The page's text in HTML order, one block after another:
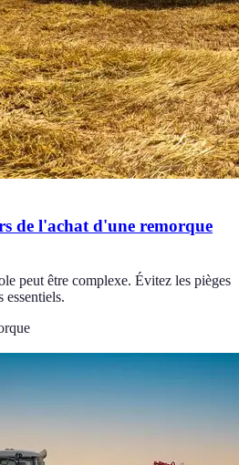
de l'achat d'une remorque
peut être complexe. Évitez les pièges
essentiels.